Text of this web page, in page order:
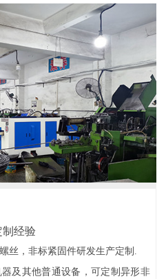
制经验
丝，非标紧固件研发生产定制.
及其他普通设备，可定制异形非